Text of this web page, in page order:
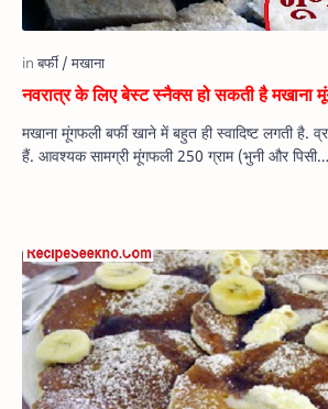
नवरात्र के लिए बेस्ट स्नैक्स हो सकती है मखाना
मखाना मूंगफली बर्फी खाने में बहुत ही स्वादिष्ट लगती
हैं. आवश्यक सामग्री मूंगफली 250 ग्राम (भुनी और पिसी…